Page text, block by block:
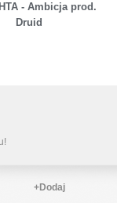
- Ambicja prod.
Druid
+Dodaj